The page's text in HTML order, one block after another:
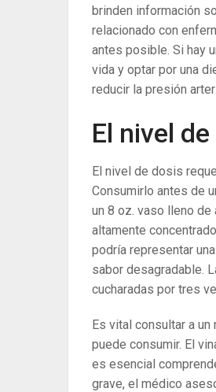
brinden información
relacionado con
antes posible. Si hay
vida y optar por una
reducir la presión
El nivel
El nivel de dosis
Consumirlo antes de
un 8 oz. vaso lleno de
altamente
podría representar
sabor desagradable.
cucharadas por tres
Es vital consultar a
puede consumir. El
es esencial
grave, el médico